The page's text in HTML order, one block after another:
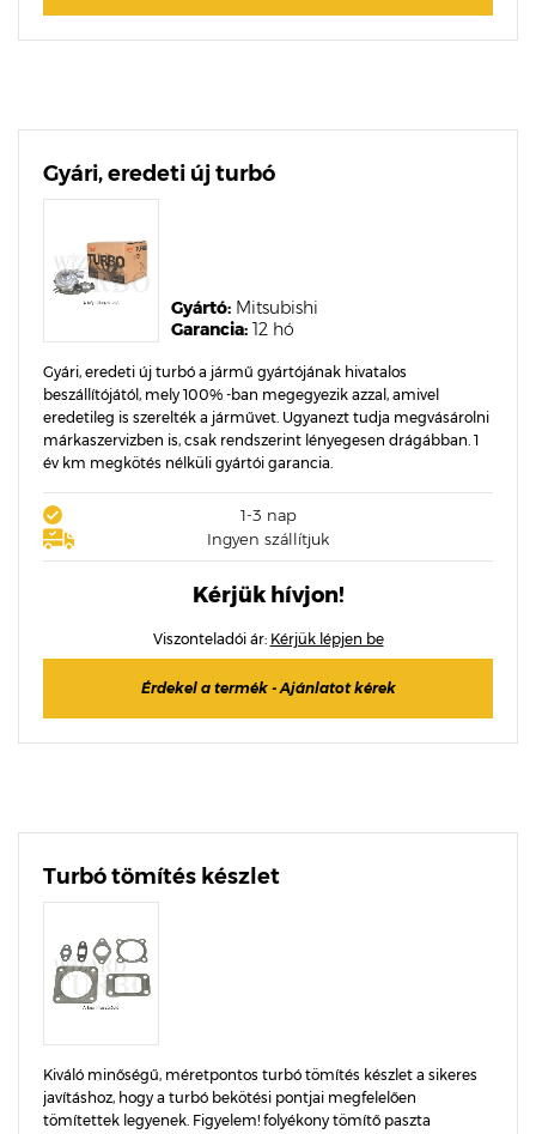
Gyári, eredeti új turbó
Garancia: 12 hó
Gyártó: Mitsubishi
Gyári, eredeti új turbó a jármű gyártójának hivatalos
beszállítójától, mely 100% -ban megegyezik azzal, amivel
eredetileg is szerelték a járművet. Ugyanezt tudja megvásárolni
márkaszervizben is, csak rendszerint lényegesen drágábban. 1
év km megkötés nélküli gyártói garancia.
1-3 nap
Ingyen szállítjuk
Kérjük hívjon!
Viszonteladói ár: Kérjük lépjen be
Érdekel a termék - Ajánlatot kérek
Turbó tömítés készlet
Kiváló minőségű, méretpontos turbó tömítés készlet a sikeres
javításhoz, hogy a turbó bekötési pontjai megfelelően
tömítettek legyenek. Figyelem! folyékony tömítő paszta